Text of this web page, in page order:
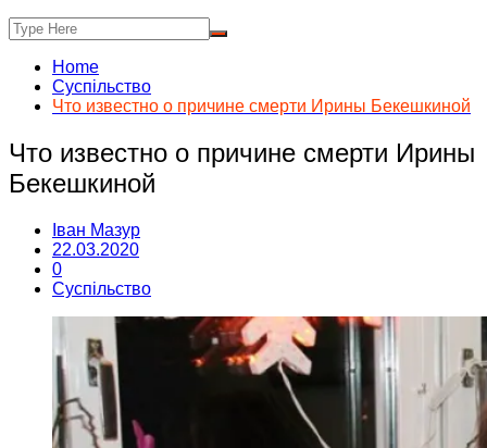
Home
Суспільство
Что известно о причине смерти Ирины Бекешкиной
Что известно о причине смерти Ирины
Бекешкиной
Іван Мазур
22.03.2020
0
Суспільство